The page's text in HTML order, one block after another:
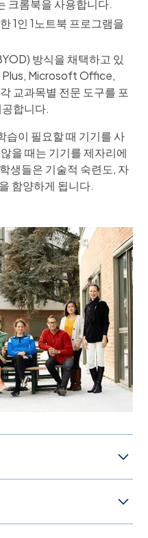
크롬북을 사용합니다.
1인 1노트북 프로그램을
방식을 채택하고 있
Microsoft Office,
교과목별 전문 도구를 포
합니다.
습이 필요할 때 기기를 사
을 때는 기기를 제자리에
생들은 기술적 숙련도, 자
함양하게 됩니다.
실에서 가장 많이 사용됩